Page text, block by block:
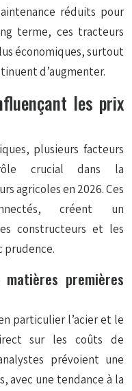
réduits pour
terme, ces tracteurs
économiques, surtout
d’augmenter.
les prix
plusieurs facteurs
crucial dans la
agricoles en 2026. Ces
créent un
constructeurs et les
prudence.
premières
particulier l’acier et le
sur les coûts de
prévoient une
avec une tendance à la